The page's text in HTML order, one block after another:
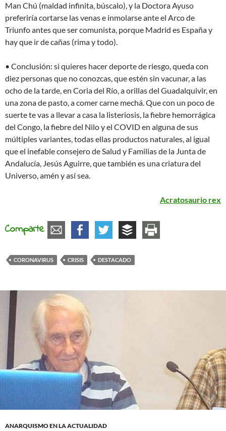
Man Chú (maldad infinita, búscalo), y la Doctora Ayuso
preferiría cortarse las venas e inmolarse ante el Arco de
Triunfo antes que ser comunista, porque Madrid es España y
hay que ir de cañas (rima y todo).
• Conclusión: si quieres hacer deporte de riesgo, queda con
diez personas que no conozcas, que estén sin vacunar, a las
ocho de la tarde, en Coria del Río, a orillas del Guadalquivir, en
una zona de pasto, a comer carne mechá. Que con un poco de
suerte te vas a llevar a casa la listeriosis, la fiebre hemorrágica
del Congo, la fiebre del Nilo y el COVID en alguna de sus
múltiples variantes, todas ellas productos naturales, al igual
que el inefable consejero de Salud y Familias de la Junta de
Andalucía, Jesús Aguirre, que también es una criatura del
Universo, amén y así sea.
Acratosaurio rex
Comparte
CORONAVIRUS CRISIS DESTACADO
ANARQUISMO EN LA ACTUALIDAD